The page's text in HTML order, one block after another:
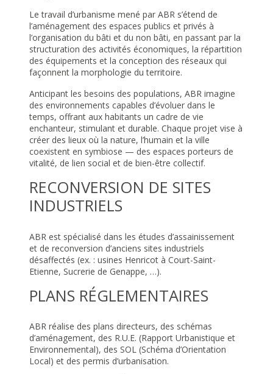
Le travail d’urbanisme mené par ABR s’étend de
l’aménagement des espaces publics et privés à
l’organisation du bâti et du non bâti, en passant par la
structuration des activités économiques, la répartition
des équipements et la conception des réseaux qui
façonnent la morphologie du territoire.
Anticipant les besoins des populations, ABR imagine
des environnements capables d’évoluer dans le
temps, offrant aux habitants un cadre de vie
enchanteur, stimulant et durable. Chaque projet vise à
créer des lieux où la nature, l’humain et la ville
coexistent en symbiose — des espaces porteurs de
vitalité, de lien social et de bien-être collectif.
RECONVERSION DE SITES
INDUSTRIELS
ABR est spécialisé dans les études d’assainissement
et de reconversion d’anciens sites industriels
désaffectés (ex. : usines Henricot à Court-Saint-
Etienne, Sucrerie de Genappe, …).
PLANS RÉGLEMENTAIRES
ABR réalise des plans directeurs, des schémas
d’aménagement, des R.U.E. (Rapport Urbanistique et
Environnemental), des SOL (Schéma d’Orientation
Local) et des permis d’urbanisation.